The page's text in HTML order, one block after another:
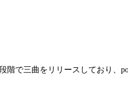
階で三曲をリリースしており、